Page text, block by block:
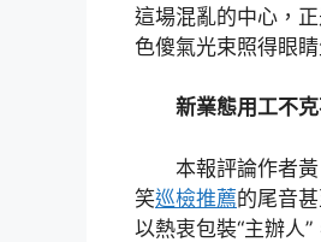
這場混亂的中心，
色傻氣光束照得眼睛
新業態用工不
本報評論作者
笑巡檢推薦的尾音
以熱衷包裝“主辦人